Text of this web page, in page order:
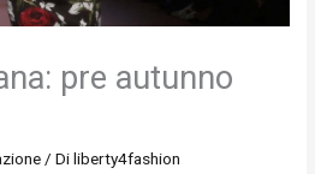
pre autunno
/ Diliberty4fashion